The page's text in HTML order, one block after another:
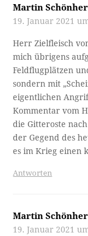
Martin
19. Januar 2021
Herr Zielfleisch
mich übrigens
Feldflugplätzen
sondern mit
eigentlichen
Kommentar vom
die Gitteroste
der Gegend des
es im Krieg einen
Antworten
Martin
19. Januar 2021